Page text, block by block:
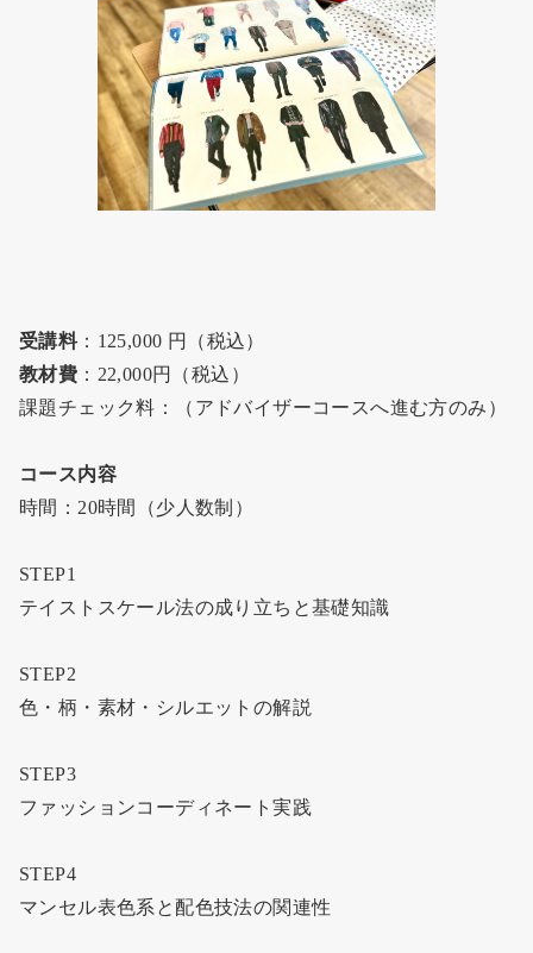
受講料：125,000 円（税込）
教材費 ：22,000円（税込）
課題チェック料：（アドバイザーコースへ進む方のみ）
コース内容
時間：20時間（少人数制）
STEP1
テイストスケール法の成り立ちと基礎知識
STEP2
色・柄・素材・シルエットの解説
STEP3
ファッションコーディネート実践
STEP4
マンセル表色系と配色技法の関連性